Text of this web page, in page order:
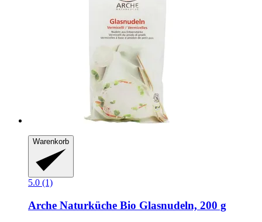
Warenkorb
5.0 (1)
Arche Naturküche Bio Glasnudeln, 200 g